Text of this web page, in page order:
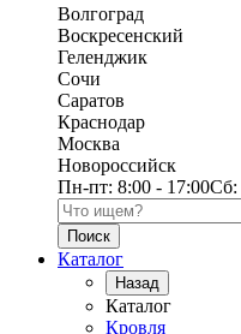
Волгоград
Воскресенский
Геленджик
Сочи
Саратов
Краснодар
Москва
Новороссийск
Пн-пт: 8:00 - 17:00Сб:
Поиск по каталогу
Каталог
Назад
Каталог
Кровля